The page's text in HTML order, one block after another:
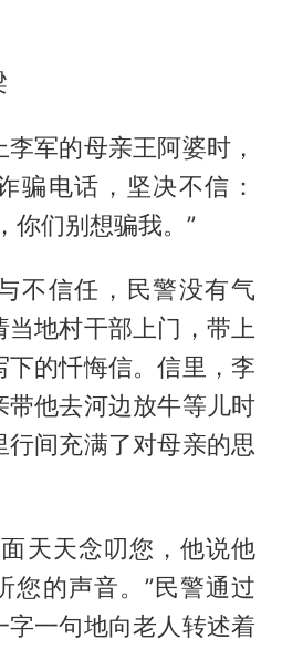
军的母亲王阿婆时，
骗电话，坚决不信：
你们别想骗我。”
不信任，民警没有气
地村干部上门，带上
的忏悔信。信里，李
带他去河边放牛等儿时
行间充满了对母亲的思
天天念叨您，他说他
您的声音。”民警通过
一句地向老人转述着